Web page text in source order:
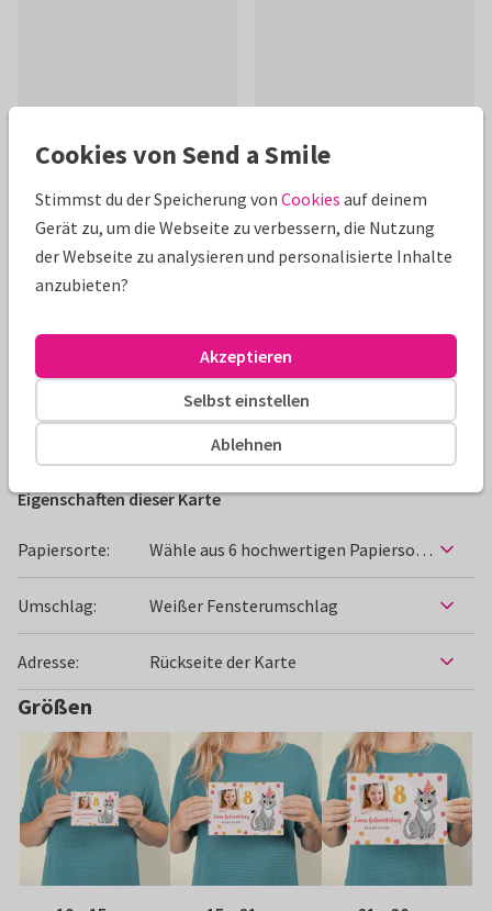
Produktinformation
Glückwunschkarte für Kinder zum Geburtstag mit eigenem
Foto und lustiger Katze. Alle Texte können frei bearbeitet
Alle Karten können nach Wunsch angepasst werden.
Geburtstagskarten
Eigenschaften dieser Karte
Papiersorte: Wähle aus 6 hochwertigen Papiersorten
Umschlag: Weißer Fensterumschlag
Adresse: Rückseite der Karte
Größen
Cookies von Send a Smile
Stimmst du der Speicherung von Cookies auf deinem
Gerät zu, um die Webseite zu verbessern, die Nutzung
der Webseite zu analysieren und personalisierte Inhalte
anzubieten?
Ablehnen
Selbst einstellen
Akzeptieren